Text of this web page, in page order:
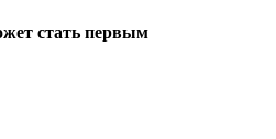
стать первым